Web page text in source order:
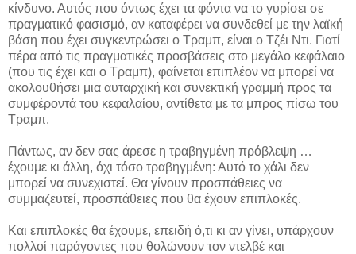
κίνδυνο. Αυτός που όντως έχει τα φόντα να το γυρίσει σε
πραγματικό φασισμό, αν καταφέρει να συνδεθεί με την λαϊκή
βάση που έχει συγκεντρώσει ο Τραμπ, είναι ο Τζέι Ντι. Γιατί
πέρα από τις πραγματικές προσβάσεις στο μεγάλο κεφάλαιο
(που τις έχει και ο Τραμπ), φαίνεται επιπλέον να μπορεί να
ακολουθήσει μια αυταρχική και συνεκτική γραμμή προς τα
συμφέροντά του κεφαλαίου, αντίθετα με τα μπρος πίσω του
Τραμπ.
Πάντως, αν δεν σας άρεσε η τραβηγμένη πρόβλεψη …
έχουμε κι άλλη, όχι τόσο τραβηγμένη: Αυτό το χάλι δεν
μπορεί να συνεχιστεί. Θα γίνουν προσπάθειες να
συμμαζευτεί, προσπάθειες που θα έχουν επιπλοκές.
Και επιπλοκές θα έχουμε, επειδή ό,τι κι αν γίνει, υπάρχουν
πολλοί παράγοντες που θολώνουν τον ντελβέ και